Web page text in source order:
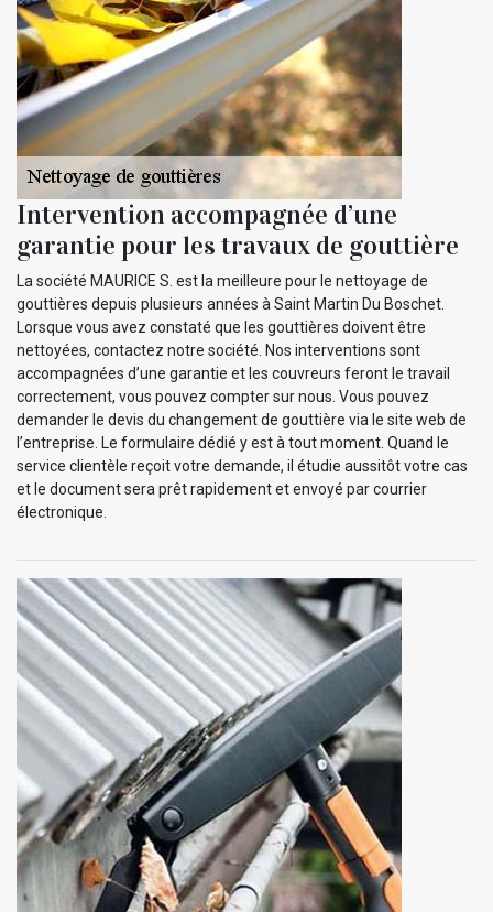
Intervention accompagnée d’une
garantie pour les travaux de gouttière
La société MAURICE S. est la meilleure pour le nettoyage de
gouttières depuis plusieurs années à Saint Martin Du Boschet.
Lorsque vous avez constaté que les gouttières doivent être
nettoyées, contactez notre société. Nos interventions sont
accompagnées d’une garantie et les couvreurs feront le travail
correctement, vous pouvez compter sur nous. Vous pouvez
demander le devis du changement de gouttière via le site web de
l’entreprise. Le formulaire dédié y est à tout moment. Quand le
service clientèle reçoit votre demande, il étudie aussitôt votre cas
et le document sera prêt rapidement et envoyé par courrier
électronique.